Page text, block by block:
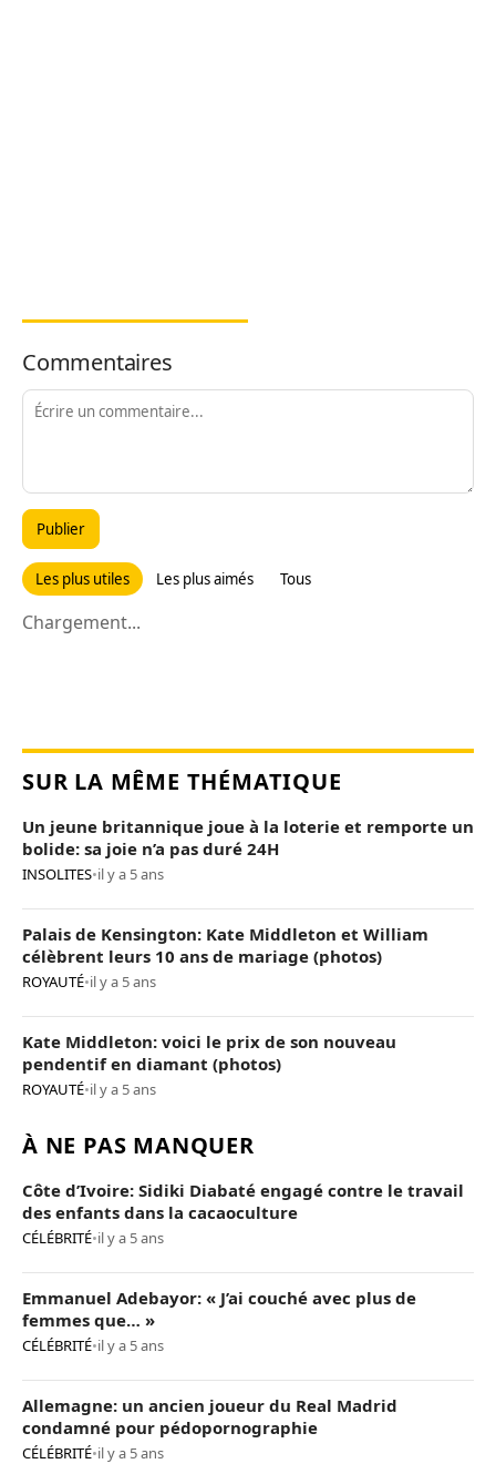
Commentaires
Publier
Les plus utiles Les plus aimés Tous
Chargement...
SUR LA MÊME THÉMATIQUE
Un jeune britannique joue à la loterie et remporte un
bolide: sa joie n’a pas duré 24H
INSOLITES•il y a 5 ans
Palais de Kensington: Kate Middleton et William
célèbrent leurs 10 ans de mariage (photos)
ROYAUTÉ•il y a 5 ans
Kate Middleton: voici le prix de son nouveau
pendentif en diamant (photos)
ROYAUTÉ•il y a 5 ans
À NE PAS MANQUER
Côte d’Ivoire: Sidiki Diabaté engagé contre le travail
des enfants dans la cacaoculture
CÉLÉBRITÉ•il y a 5 ans
Emmanuel Adebayor: « J’ai couché avec plus de
femmes que… »
CÉLÉBRITÉ•il y a 5 ans
Allemagne: un ancien joueur du Real Madrid
condamné pour pédopornographie
CÉLÉBRITÉ•il y a 5 ans